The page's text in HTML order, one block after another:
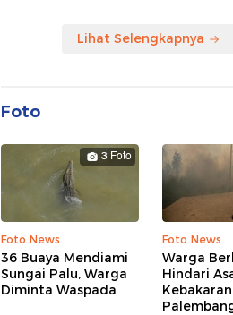
Lihat Selengkapnya
Foto
3 Foto
Foto News
36 Buaya Mendiami
Sungai Palu, Warga
Diminta Waspada
Foto News
Warga
Hindari